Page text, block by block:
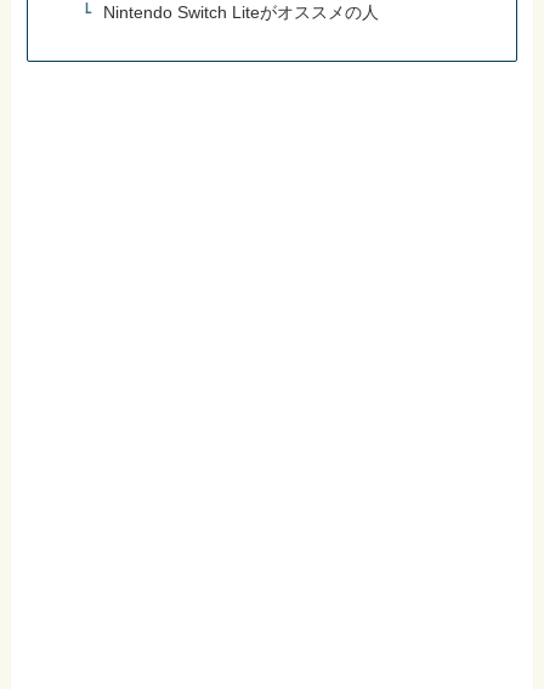
Nintendo Switch Liteがオススメの人